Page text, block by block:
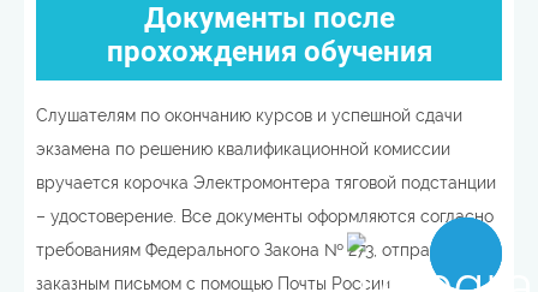
Документы после
прохождения обучения
Слушателям по окончанию курсов и успешной сдачи
экзамена по решению квалификационной комиссии
вручается корочка Электромонтера тяговой подстанции
– удостоверение. Все документы оформляются согласно
требованиям Федерального Закона № 273, отправляются
заказным письмом с помощью Почты России.